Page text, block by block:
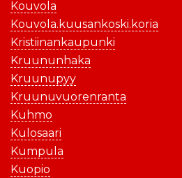
Kouvola
Kouvola.kuusankoski.koria
Kristiinankaupunki
Kruununhaka
Kruunupyy
Kruunuvuorenranta
Kuhmo
Kulosaari
Kumpula
Kuopio